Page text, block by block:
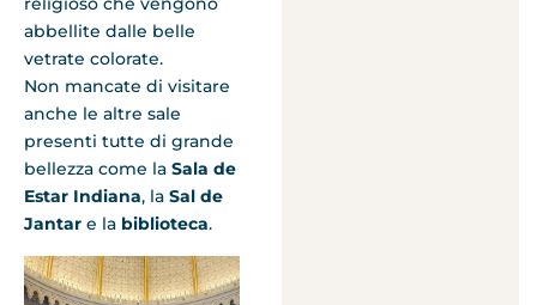
abbellite dalle belle
vetrate colorate.
Non mancate di visitare
anche le altre sale
presenti tutte di grande
bellezza come la Sala de
Estar Indiana, la Sal de
Jantar e la biblioteca.